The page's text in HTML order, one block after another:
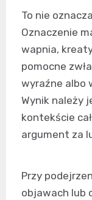
To nie
Oznaczenie
wapnia,
pomocne
wyraźne albo
Wynik należy
kontekście
argument za
Przy
objawach lub